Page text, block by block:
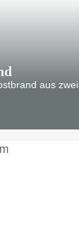
aus zwei